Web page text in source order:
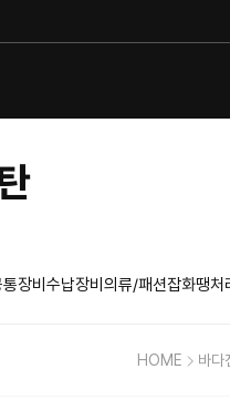
장비 수납장비 의류/패션잡화땡처
HOME 바다